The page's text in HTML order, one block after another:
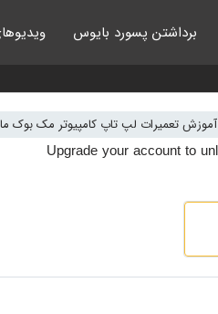
برداشتن پسورد بایوس
آموزش تعمیرات لپ تاپ کامپیوتر مک بوک